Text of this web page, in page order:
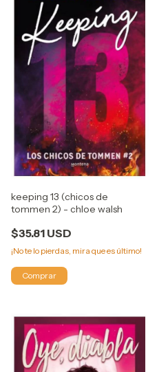
keeping 13 (chicos de
tommen 2) - chloe walsh
$35.81 USD
¡No te lo pierdas, mira que es último!